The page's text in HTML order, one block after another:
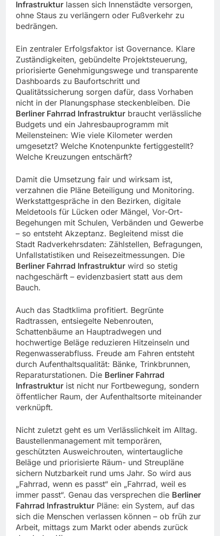
Infrastruktur lassen sich Innenstädte versorgen,
ohne Staus zu verlängern oder Fußverkehr zu
bedrängen.
Ein zentraler Erfolgsfaktor ist Governance. Klare
Zuständigkeiten, gebündelte Projektsteuerung,
priorisierte Genehmigungswege und transparente
Dashboards zu Baufortschritt und
Qualitätssicherung sorgen dafür, dass Vorhaben
nicht in der Planungsphase steckenbleiben. Die
Berliner Fahrrad Infrastruktur braucht verlässliche
Budgets und ein Jahresbauprogramm mit
Meilensteinen: Wie viele Kilometer werden
umgesetzt? Welche Knotenpunkte fertiggestellt?
Welche Kreuzungen entschärft?
Damit die Umsetzung fair und wirksam ist,
verzahnen die Pläne Beteiligung und Monitoring.
Werkstattgespräche in den Bezirken, digitale
Meldetools für Lücken oder Mängel, Vor-Ort-
Begehungen mit Schulen, Verbänden und Gewerbe
– so entsteht Akzeptanz. Begleitend misst die
Stadt Radverkehrsdaten: Zählstellen, Befragungen,
Unfallstatistiken und Reisezeitmessungen. Die
Berliner Fahrrad Infrastruktur wird so stetig
nachgeschärft – evidenzbasiert statt aus dem
Bauch.
Auch das Stadtklima profitiert. Begrünte
Radtrassen, entsiegelte Nebenrouten,
Schattenbäume an Hauptradwegen und
hochwertige Beläge reduzieren Hitzeinseln und
Regenwasserabfluss. Freude am Fahren entsteht
durch Aufenthaltsqualität: Bänke, Trinkbrunnen,
Reparaturstationen. Die Berliner Fahrrad
Infrastruktur ist nicht nur Fortbewegung, sondern
öffentlicher Raum, der Aufenthaltsorte miteinander
verknüpft.
Nicht zuletzt geht es um Verlässlichkeit im Alltag.
Baustellenmanagement mit temporären,
geschützten Ausweichrouten, wintertaugliche
Beläge und priorisierte Räum- und Streupläne
sichern Nutzbarkeit rund ums Jahr. So wird aus
„Fahrrad, wenn es passt“ ein „Fahrrad, weil es
immer passt“. Genau das versprechen die Berliner
Fahrrad Infrastruktur Pläne: ein System, auf das
sich die Menschen verlassen können – ob früh zur
Arbeit, mittags zum Markt oder abends zurück